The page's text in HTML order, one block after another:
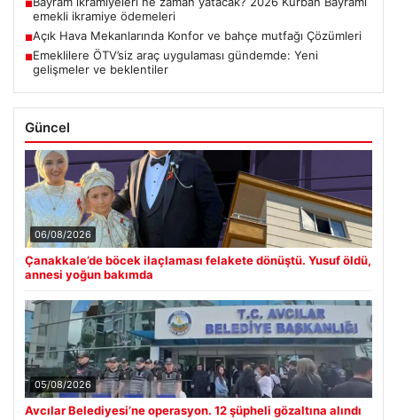
■
emekli ikramiye ödemeleri
■Açık Hava Mekanlarında Konfor ve bahçe mutfağı Çözümleri
■Emeklilere ÖTV’siz araç uygulaması gündemde: Yeni
gelişmeler ve beklentiler
Güncel
06/08/2026
Çanakkale’de böcek ilaçlaması felakete dönüştü. Yusuf öldü,
annesi yoğun bakımda
05/08/2026
Avcılar Belediyesi’ne operasyon. 12 şüpheli gözaltına alındı